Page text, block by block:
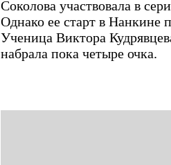
Соколова участвовала в
Однако ее старт в Нанкине
Ученица Виктора
набрала пока четыре очка.